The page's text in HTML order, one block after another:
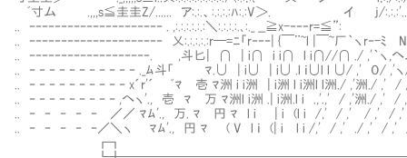
ﾞ寸ム .,,,s≦圭圭Z/...... ア:.:.、:.:.:.:ﾊ:.:V＞. イ j/:.:.:'..ﾞN
.. ‐‐‐‐‐‐‐‐‐‐‐‐‐‐‐‐‐‐‐‐‐ . ,:.:.:.:.:.:＼:.:.:.:.､:._ __≧x-‐‐‐r=≦”:
.. ‐‐‐‐‐‐‐‐‐‐‐‐‐‐‐‐‐‐‐‐‐ 乂:.:.:.:.:r─=ﾆ「r‐‐‐| {￣¨~l |￣~厂｀ヽr‐-ﾐ
.. ‐‐‐‐‐‐‐‐‐‐‐‐‐‐‐‐‐‐‐. ,斗匕| ∩ | i∩ i i∩ l i∩//∩ ./ ,'｀ヽ,へム
.. ‐ ‐ ‐ ‐ ‐ ‐ ‐ ‐ ‐ ‐ ‐ ._ﾑ斗「 ﾏ.∪ | i∪ | i∪ .l ｉ∪l l ∪/ ,' ０/ ,'ヽ/
.. ‐ ‐ ‐ ‐ ‐ ‐ ‐ ‐ ‐ ‐ x´r'´ ﾞﾏ 壱 ﾏ洲 i i洲 | i洲 l i洲l l洲./ ,'洲./ ,' /
.. ‐ ‐ ‐ ‐ ‐ ‐ ‐ ‐ ‐ ,へヽ'., 壱 ﾏ 万 ﾏ洲l i洲 .| i洲.l i .,'.,' / ,'洲./ ,' / ,'
.. ‐ ‐ ‐ ‐ ‐ ／／ ﾏﾑ'., 万. ﾏ 円 ﾏ l i | i (l i /,' / ,' / ,' / ,'
.. ‐ ‐ ‐ ‐ ‐／＼ヽ ﾏﾑ'., 円 ﾏ ( V l ｉ (| i l i /,' / ,' ./ ,'
┏┓